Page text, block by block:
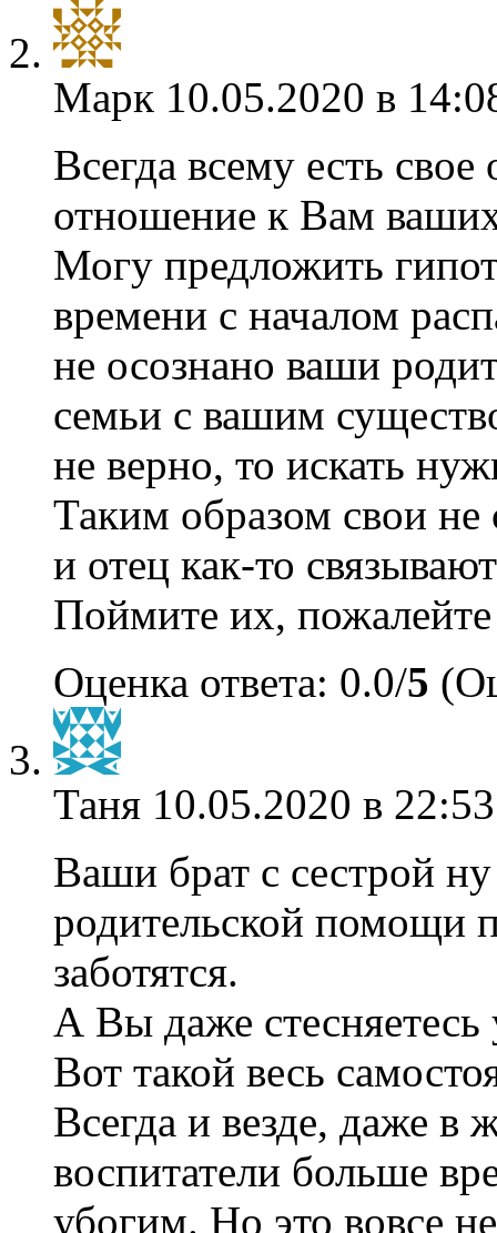
Марк 10.05.2020 в
Всегда всему есть
отношение к Вам
Могу предложить
времени с началом
не осознано ваши
семьи с вашим
не верно, то искать
Таким образом свои
и отец как-то
Поймите их,
Оценка ответа: 0.0/5
Таня 10.05.2020 в
Ваши брат с сестрой
родительской помощи
заботятся.
А Вы даже
Вот такой весь
Всегда и везде, даже в
воспитатели больше
убогим. Но это вовсе